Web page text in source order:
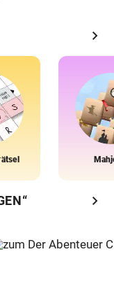
chevron_right
chevron_right